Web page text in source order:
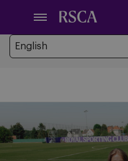
hoofdinhoud
Looking for another
You’re currently browsing